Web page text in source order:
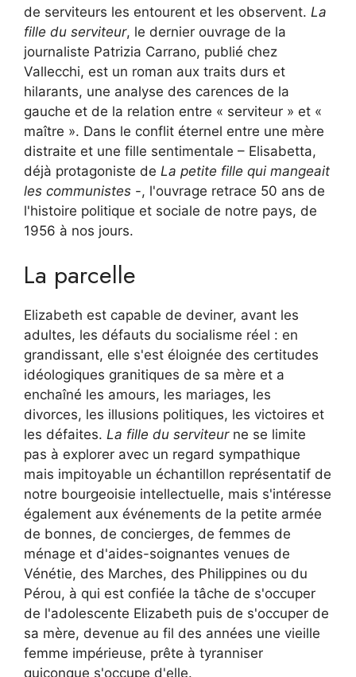
de serviteurs les entourent et les observent. La
fille du serviteur, le dernier ouvrage de la
journaliste Patrizia Carrano, publié chez
Vallecchi, est un roman aux traits durs et
hilarants, une analyse des carences de la
gauche et de la relation entre « serviteur » et «
maître ». Dans le conflit éternel entre une mère
distraite et une fille sentimentale – Elisabetta,
déjà protagoniste de La petite fille qui mangeait
les communistes -, l'ouvrage retrace 50 ans de
l'histoire politique et sociale de notre pays, de
1956 à nos jours.
La parcelle
Elizabeth est capable de deviner, avant les
adultes, les défauts du socialisme réel : en
grandissant, elle s'est éloignée des certitudes
idéologiques granitiques de sa mère et a
enchaîné les amours, les mariages, les
divorces, les illusions politiques, les victoires et
les défaites. La fille du serviteurne se limite
pas à explorer avec un regard sympathique
mais impitoyable un échantillon représentatif de
notre bourgeoisie intellectuelle, mais s'intéresse
également aux événements de la petite armée
de bonnes, de concierges, de femmes de
ménage et d'aides-soignantes venues de
Vénétie, des Marches, des Philippines ou du
Pérou, à qui est confiée la tâche de s'occuper
de l'adolescente Elizabeth puis de s'occuper de
sa mère, devenue au fil des années une vieille
femme impérieuse, prête à tyranniser
quiconque s'occupe d'elle.